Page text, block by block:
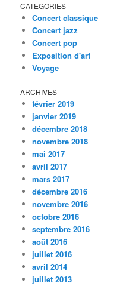
CATEGORIES
Concert classique
Concert jazz
Concert pop
Exposition d'art
Voyage
ARCHIVES
février 2019
janvier 2019
décembre 2018
novembre 2018
mai 2017
avril 2017
mars 2017
décembre 2016
novembre 2016
octobre 2016
septembre 2016
août 2016
juillet 2016
avril 2014
juillet 2013